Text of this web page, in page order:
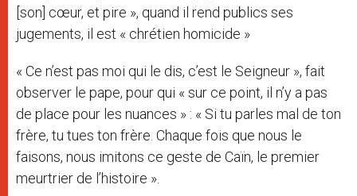
[son] cœur, et pire », quand il rend publics ses
jugements, il est « chrétien homicide »
« Ce n’est pas moi qui le dis, c’est le Seigneur », fait
observer le pape, pour qui « sur ce point, il n’y a pas
de place pour les nuances » : « Si tu parles mal de ton
frère, tu tues ton frère. Chaque fois que nous le
faisons, nous imitons ce geste de Caïn, le premier
meurtrier de l’histoire ».